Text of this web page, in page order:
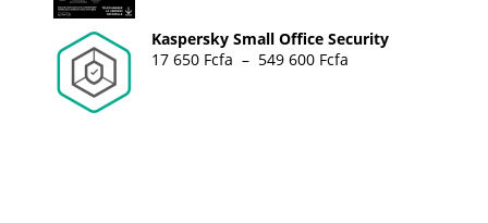
17
320 Fcfa
Kaspersky Small Office Security
17 650 Fcfa – 549 600 FcfaPlage